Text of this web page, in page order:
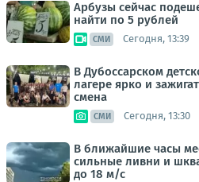
Арбузы сейчас
найти по 5 рублей
СМИ Сегодня, 13:39
В Дубоссарском
лагере ярко и
смена
СМИ Сегодня, 13:30
В ближайшие часы
сильные ливни и
до 18 м/с